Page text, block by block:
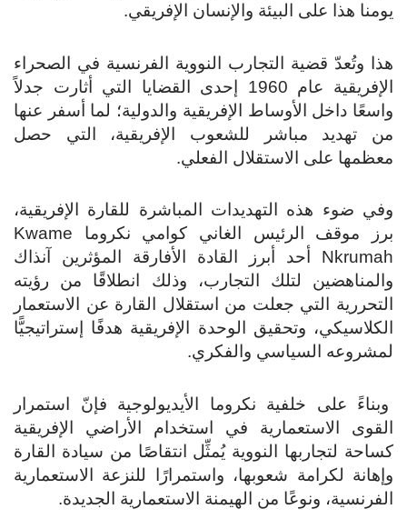
يومنا هذا على البيئة والإنسان الإفريقي.
هذا وتُعدّ قضية التجارب النووية الفرنسية في الصحراء
الإفريقية عام 1960 إحدى القضايا التي أثارت جدلاً
واسعًا داخل الأوساط الإفريقية والدولية؛ لما أسفر عنها
من تهديد مباشر للشعوب الإفريقية، التي حصل
معظمها على الاستقلال الفعلي.
وفي ضوء هذه التهديدات المباشرة للقارة الإفريقية،
برز موقف الرئيس الغاني كوامي نكروما Kwame
Nkrumah أحد أبرز القادة الأفارقة المؤثرين آنذاك
والمناهضين لتلك التجارب، وذلك انطلاقًا من رؤيته
التحررية التي جعلت من استقلال القارة عن الاستعمار
الكلاسيكي، وتحقيق الوحدة الإفريقية هدفًا إستراتيجيًّا
لمشروعه السياسي والفكري.
وبناءً على خلفية نكروما الأيديولوجية فإنّ استمرار
القوى الاستعمارية في استخدام الأراضي الإفريقية
كساحة لتجاربها النووية يُمثِّل انتقاصًا من سيادة القارة
وإهانة لكرامة شعوبها، واستمرارًا للنزعة الاستعمارية
الفرنسية، ونوعًا من الهيمنة الاستعمارية الجديدة.